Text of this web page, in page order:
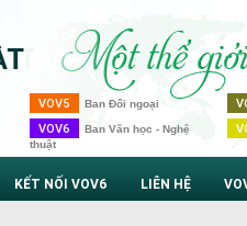
VOV5 Ban Đối ngoại
VOV6 Ban Văn học - Nghệ
thuật
KẾT NỐI VOV6 LIÊN HỆ